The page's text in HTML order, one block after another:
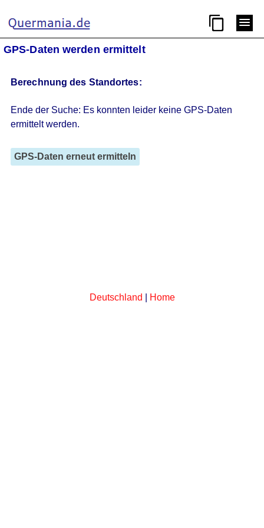
GPS-Daten werden ermittelt
Berechnung des Standortes:
Ende der Suche: Es konnten leider keine GPS-Daten
ermittelt werden.
GPS-Daten erneut ermitteln
Deutschland Home